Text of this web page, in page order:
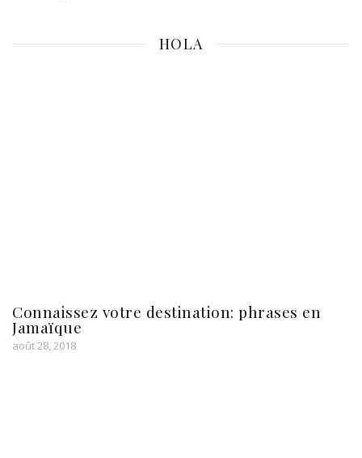
HOLA
Connaissez votre destination: phrases en
Jamaïque
août 28, 2018